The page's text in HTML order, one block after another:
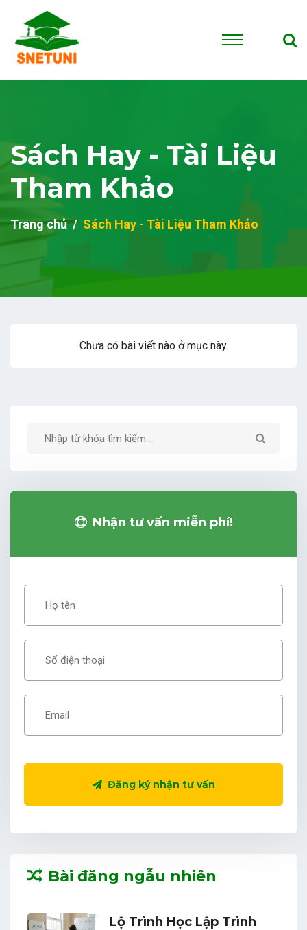
Sách Hay - Tài Liệu
Tham Khảo
Trang chủ Sách Hay - Tài Liệu Tham Khảo
Chưa có bài viết nào ở mục này.
Nhận tư vấn miễn phí!
Đăng ký nhận tư vấn
Bài đăng ngẫu nhiên
Lộ Trình Học Lập Trình